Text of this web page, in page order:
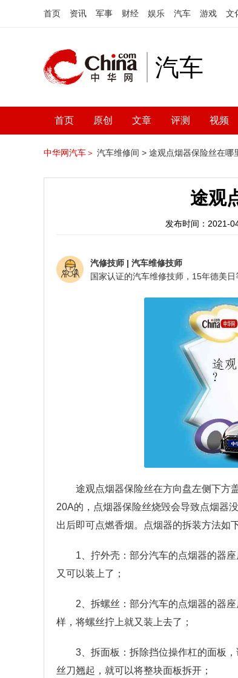
首页 资讯 军事 财经 娱乐 汽车 游戏 文
汽车
首页 原创 文章 评测 视频
中华网汽车＞ 汽车维修间 > 途观点烟器保险丝在哪
途观
发布时间：2021-
汽修技师 | 汽车维修技师
途观点烟器保险丝在方向盘左侧下方
20A的，点烟器保险丝烧毁会导致点烟器
出后即可点燃香烟。点烟器的拆装方法如
1、拧外壳：部分汽车的点烟器的器
又可以装上了；
2、拆螺丝：部分汽车的点烟器的器
样，将螺丝拧上就又装上去了；
3、拆面板：拆除挡位操作杠的面板
丝刀翘起，就可以将整块面板拆开；